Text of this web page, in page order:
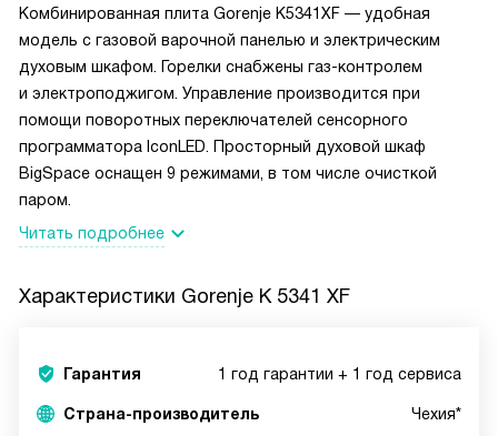
Комбинированная плита Gorenje K5341XF — удобная
модель с газовой варочной панелью и электрическим
духовым шкафом. Горелки снабжены газ-контролем
и электроподжигом. Управление производится при
помощи поворотных переключателей сенсорного
программатора IconLED. Просторный духовой шкаф
BigSpace оснащен 9 режимами, в том числе очисткой
паром.
Читать подробнее
Характеристики Gorenje K 5341 XF
Гарантия 1 год гарантии + 1 год сервиса
Страна-производитель Чехия*